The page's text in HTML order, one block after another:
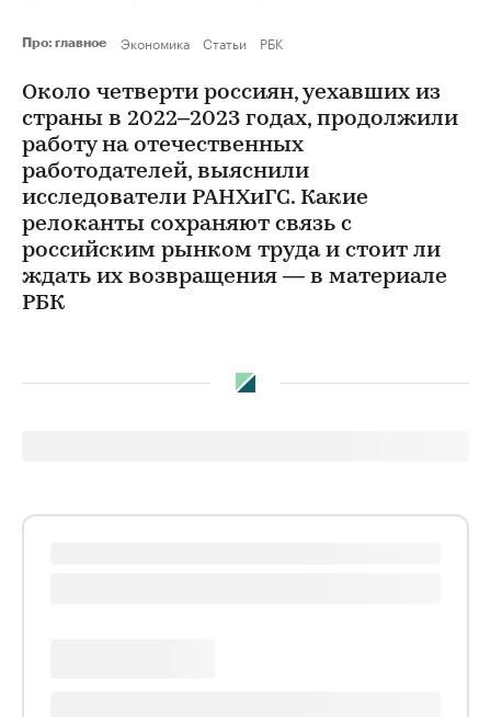
Про: главное Экономика Статьи РБК
Около четверти россиян, уехавших из
страны в 2022–2023 годах, продолжили
работу на отечественных
работодателей, выяснили
исследователи РАНХиГС. Какие
релоканты сохраняют связь с
российским рынком труда и стоит ли
ждать их возвращения — в материале
РБК